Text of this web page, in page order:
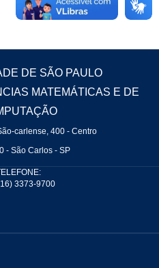
DE SÃO PAULO
MATEMÁTICAS E DE
carlense, 400 - Centro
- São Carlos - SP
3373-9700